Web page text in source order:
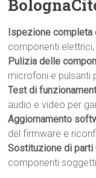
Ispezione completa
componenti
Pulizia delle
microfoni e pulsanti
Test di
audio e video per
Aggiornamento
del firmware e
Sostituzione di parti
componenti